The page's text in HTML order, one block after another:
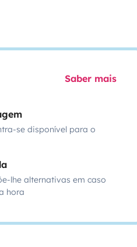
Saber mais
se disponível para o
lhe alternativas em caso
hora